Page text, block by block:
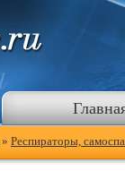
» Респираторы,